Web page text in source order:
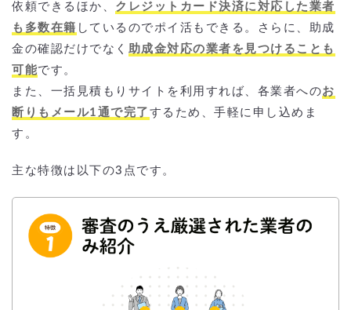
依頼できるほか、 クレジットカード決済に対応した業者
も多数在籍 しているのでポイ活もできる。さらに、助成
金の確認だけでなく 助成金対応の業者を見つけることも
可能です。
また、一括見積もりサイトを利用すれば、各業者へのお
断りもメール1通で完了 するため、手軽に申し込めま
す。
主な特徴は以下の3点です。